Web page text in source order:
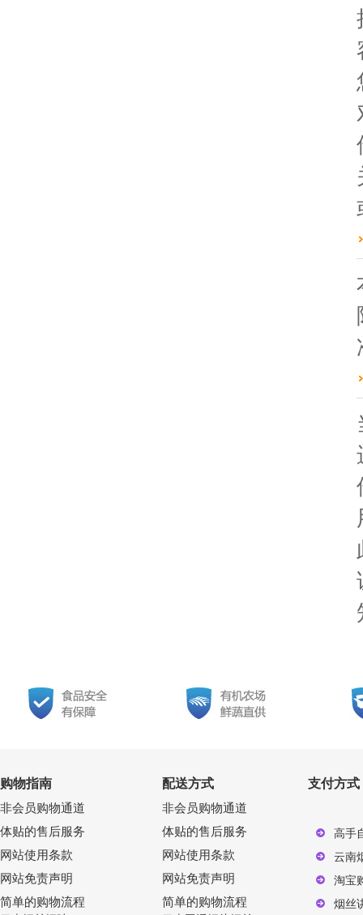
购物指南
非会员购物通道
体贴的售后服务
网站使用条款
网站免责声明
简单的购物流程
配送方式
非会员购物通道
体贴的售后服务
网站使用条款
网站免责声明
简单的购物流程
支付方式
高手
云南
淘宝
烟丝